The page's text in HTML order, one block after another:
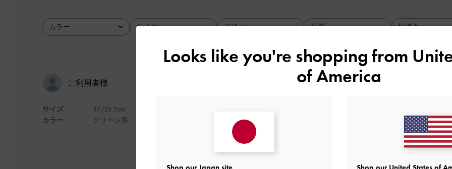
カラー
全て サイズ デザイン 品質 快適さ
ご利用者様
サイズ
カラー
37/23.5cm
グリーン系
歩きやすいし可愛いです
ソールが柔らかいので、疲れにくいし歩きやすいです！あとミントグリーンが可愛
とてもよかった
Looks like you're shopping from
of America